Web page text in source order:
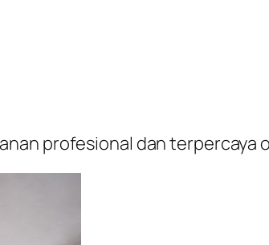
profesional dan terpercaya